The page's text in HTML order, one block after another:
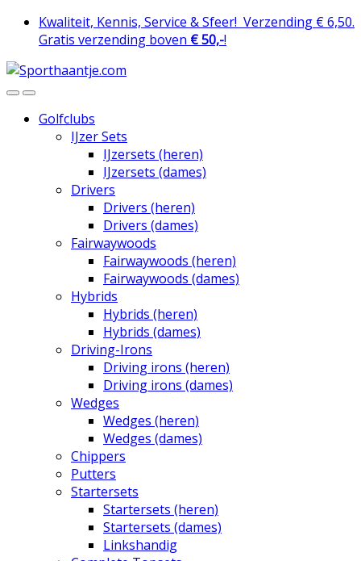
Skip
Skip Kwaliteit, Kennis, Service & Sfeer! Verzending € 6,50.
Gratis verzending boven € 50,-!
Golfclubs
IJzer Sets
IJzersets (heren)
IJzersets (dames)
Drivers
Drivers (heren)
Drivers (dames)
Fairwaywoods
Fairwaywoods (heren)
Fairwaywoods (dames)
Hybrids
Hybrids (heren)
Hybrids (dames)
Driving-Irons
Driving irons (heren)
Driving irons (dames)
Wedges
Wedges (heren)
Wedges (dames)
Chippers
Putters
Startersets
Startersets (heren)
Startersets (dames)
Linkshandig